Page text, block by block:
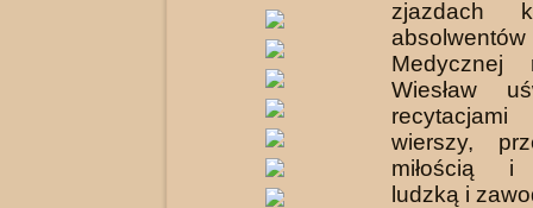
zjazdach
Medycznej
Wiesław
wierszy,
miłością i
ludzką i